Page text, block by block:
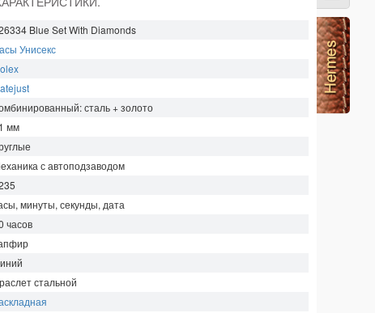
Blue Set With Diamonds
Унисекс
сталь + золото
мм
с автоподзаводом
минуты, секунды, дата
часов
стальной